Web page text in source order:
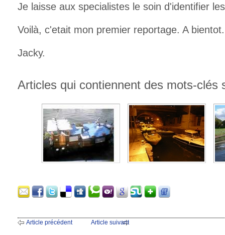
Je laisse aux specialistes le soin d'identifier
Voilà, c'etait mon premier reportage. A bientot.
Jacky.
Articles qui contiennent des mots-clés
Article précédent Article suivant